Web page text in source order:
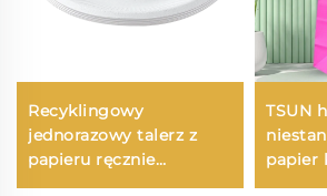
Recyklingowy
jednorazowy talerz z
papieru ręcznie
robionego na sałatkę,
TSUN
papier